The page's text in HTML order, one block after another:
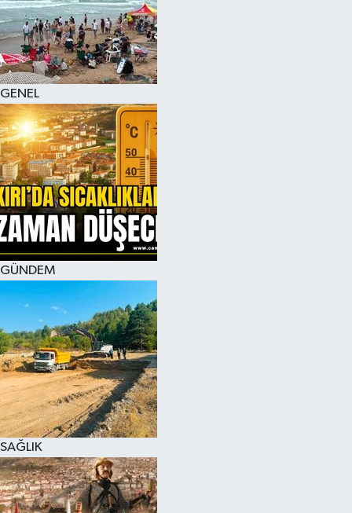
GENEL
GÜNDEM
SAĞLIK
KÜLTÜR SANAT
MAGAZİN
SAĞLIK
SİYASET
SPOR
TEKNOLOJİ
VİZYONDAKİLER
YAŞAM